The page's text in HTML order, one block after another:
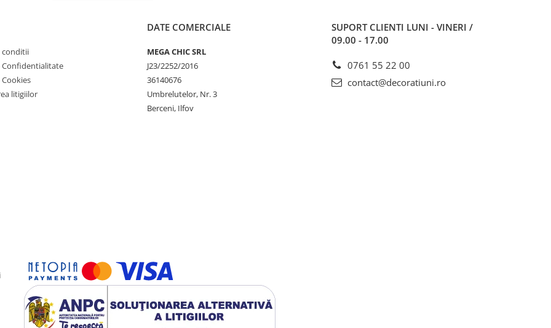
conditii
Confidentialitate
litigiilor
DATE COMERCIALE
MEGA CHIC SRL
J23/2252/2016
36140676
Umbrelutelor, Nr. 3
Berceni, Ilfov
SUPORT CLIENTI LUNI - VINERI /
09.00 - 17.00
0761 55 22 00
contact@decoratiuni.ro